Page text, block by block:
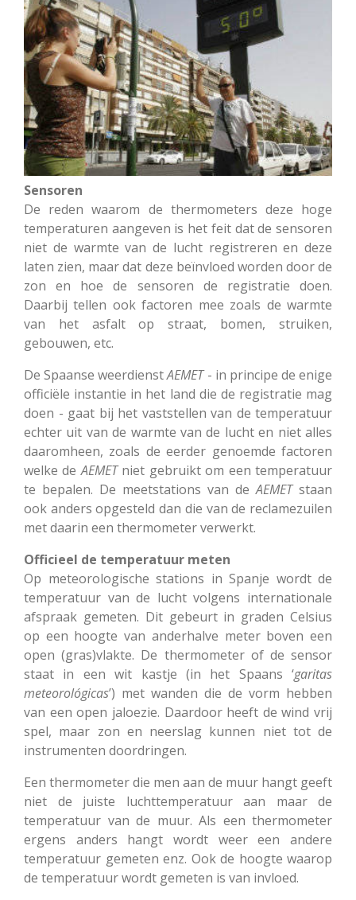
Sensoren
De reden waarom de thermometers deze hoge
temperaturen aangeven is het feit dat de sensoren
niet de warmte van de lucht registreren en deze
laten zien, maar dat deze beïnvloed worden door de
zon en hoe de sensoren de registratie doen.
Daarbij tellen ook factoren mee zoals de warmte
van het asfalt op straat, bomen, struiken,
gebouwen, etc.
De Spaanse weerdienstAEMET- in principe de enige
officiële instantie in het land die de registratie mag
doen - gaat bij het vaststellen van de temperatuur
echter uit van de warmte van de lucht en niet alles
daaromheen, zoals de eerder genoemde factoren
welke deAEMETniet gebruikt om een temperatuur
te bepalen. De meetstations van deAEMETstaan
ook anders opgesteld dan die van de reclamezuilen
met daarin een thermometer verwerkt.
Officieel de temperatuur meten
Op meteorologische stations in Spanje wordt de
temperatuur van de lucht volgens internationale
afspraak gemeten. Dit gebeurt in graden Celsius
op een hoogte van anderhalve meter boven een
open (gras)vlakte. De thermometer of de sensor
staat in een wit kastje (in het Spaans ‘garitas
meteorológicas’) met wanden die de vorm hebben
van een open jaloezie. Daardoor heeft de wind vrij
spel, maar zon en neerslag kunnen niet tot de
instrumenten doordringen.
Een thermometer die men aan de muur hangt geeft
niet de juiste luchttemperatuur aan maar de
temperatuur van de muur. Als een thermometer
ergens anders hangt wordt weer een andere
temperatuur gemeten enz. Ook de hoogte waarop
de temperatuur wordt gemeten is van invloed.